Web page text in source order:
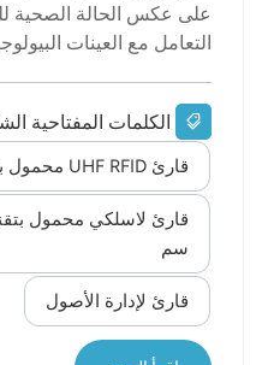
على عكس الحالة الصحية
التعامل مع العينات
بحاجة إلى وسائل أكثر
الصحيح بين المريض
مصدر العينة، ووقت
استخدامها، وإمكانية
في عملية جمع العينات،
بطباعة جميع ملصقات
أنبوب اختبار فارغ؛ إذا تم
فقد تكون هناك حالات لا
المريض الموجود على
الكلمات المفتاحية
قارئ UHF RFID محمول باليد
سم
قارئ لإدارة الأصول